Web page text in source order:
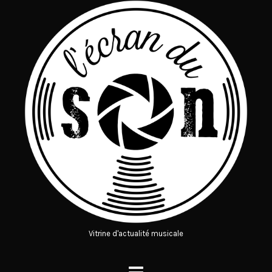
Vitrine d'actualité musicale